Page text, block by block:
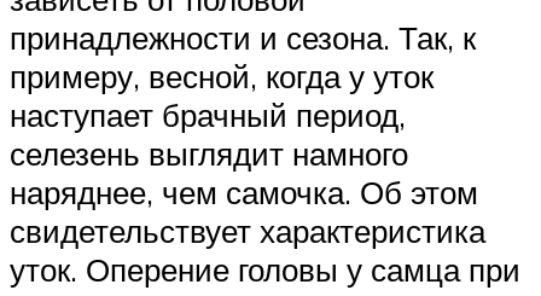
принадлежности и сезона. Так, к
примеру, весной, когда у уток
наступает брачный период,
селезень выглядит намного
наряднее, чем самочка. Об этом
свидетельствует характеристика
уток. Оперение головы у самца при